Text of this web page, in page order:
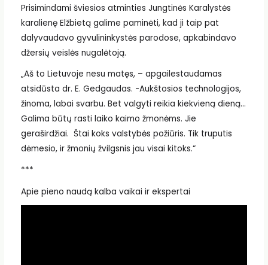
Prisimindami šviesios atminties Jungtinės Karalystės
karalienę Elžbietą galime paminėti, kad ji taip pat
dalyvaudavo gyvulininkystės parodose, apkabindavo
džersių veislės nugalėtoją.
„Aš to Lietuvoje nesu matęs, – apgailestaudamas
atsidūsta dr. E. Gedgaudas. -Aukštosios technologijos,
žinoma, labai svarbu. Bet valgyti reikia kiekvieną dieną…
Galima būtų rasti laiko kaimo žmonėms. Jie
geraširdžiai. Štai koks valstybės požiūris. Tik truputis
dėmesio, ir žmonių žvilgsnis jau visai kitoks.“
***
Apie pieno naudą kalba vaikai ir ekspertai